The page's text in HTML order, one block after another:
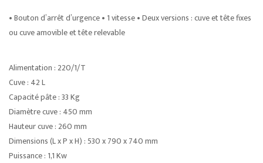
• Bouton d’arrêt d’urgence • 1 vitesse • Deux versions : cuve et tête fixes
ou cuve amovible et tête relevable
Alimentation : 220/1/T
Cuve : 42 L
Capacité pâte : 33 Kg
Diamètre cuve : 450 mm
Hauteur cuve : 260 mm
Dimensions (L x P x H) : 530 x 790 x 740 mm
Puissance : 1,1 Kw